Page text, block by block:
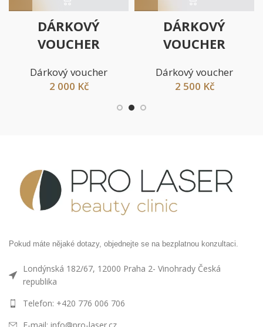
DÁRKOVÝ
VOUCHER
Dárkový voucher
2 000 Kč
DÁRKOVÝ
VOUCHER
Dárkový voucher
2 500 Kč
Pokud máte nějaké dotazy, objednejte se na bezplatnou konzultaci.
Londýnská 182/67, 12000 Praha 2- Vinohrady Česká
republika
Telefon: +420 776 006 706